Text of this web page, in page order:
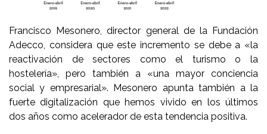
Francisco Mesonero, director general de la Fundación
Adecco, considera que este incremento se debe a «la
reactivación de sectores como el turismo o la
hostelería», pero también a «una mayor conciencia
social y empresarial». Mesonero apunta también a la
fuerte digitalización que hemos vivido en los últimos
dos años como acelerador de esta tendencia positiva.